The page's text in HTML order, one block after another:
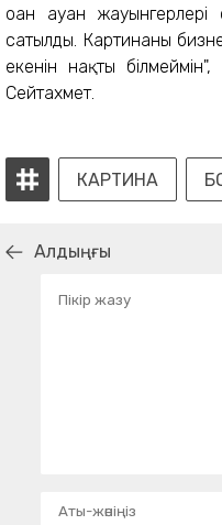
оған ауған
сатылды. Картинаны
екенін нақты
Сейтахмет.
КАРТИНА
Алдыңғы